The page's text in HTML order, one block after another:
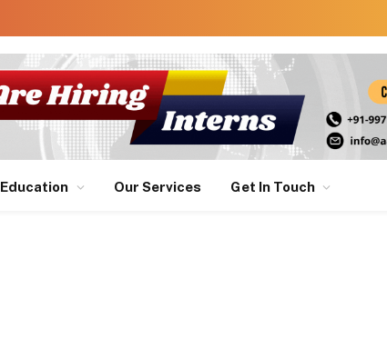
Education Our Services Get In Touch